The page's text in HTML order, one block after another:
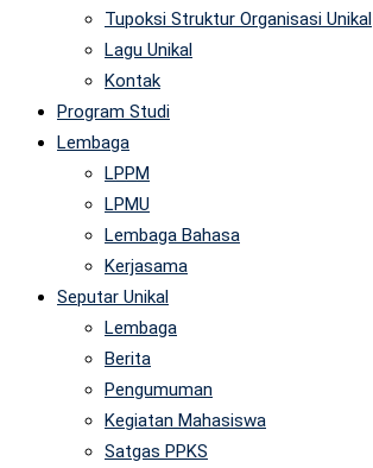
Tupoksi Struktur Organisasi Unikal
Lagu Unikal
Kontak
Program Studi
Lembaga
LPPM
LPMU
Lembaga Bahasa
Kerjasama
Seputar Unikal
Lembaga
Berita
Pengumuman
Kegiatan Mahasiswa
Satgas PPKS